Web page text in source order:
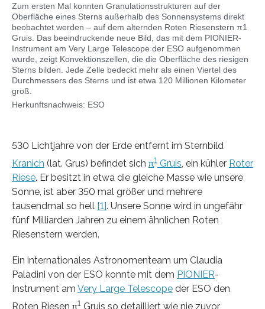
Zum ersten Mal konnten Granulationsstrukturen auf der
Oberfläche eines Sterns außerhalb des Sonnensystems direkt
beobachtet werden – auf dem alternden Roten Riesenstern π1
Gruis. Das beeindruckende neue Bild, das mit dem PIONIER-
Instrument am Very Large Telescope der ESO aufgenommen
wurde, zeigt Konvektionszellen, die die Oberfläche des riesigen
Sterns bilden. Jede Zelle bedeckt mehr als einen Viertel des
Durchmessers des Sterns und ist etwa 120 Millionen Kilometer
groß.
Herkunftsnachweis: ESO
530 Lichtjahre von der Erde entfernt im Sternbild
Kranich (lat. Grus) befindet sich π1 Gruis, ein kühler Roter
Riese. Er besitzt in etwa die gleiche Masse wie unsere
Sonne, ist aber 350 mal größer und mehrere
tausendmal so hell [1]. Unsere Sonne wird in ungefähr
fünf Milliarden Jahren zu einem ähnlichen Roten
Riesenstern werden.
Ein internationales Astronomenteam um Claudia
Paladini von der ESO konnte mit dem PIONIER-
Instrument am Very Large Telescope der ESO den
Roten Riesen π1 Gruis so detailliert wie nie zuvor